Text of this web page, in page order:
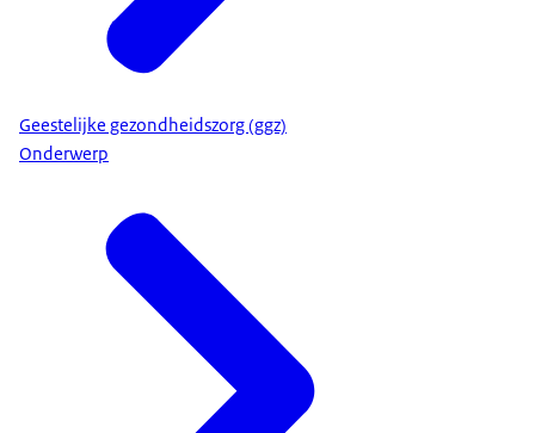
Geestelijke gezondheidszorg (ggz)
Onderwerp